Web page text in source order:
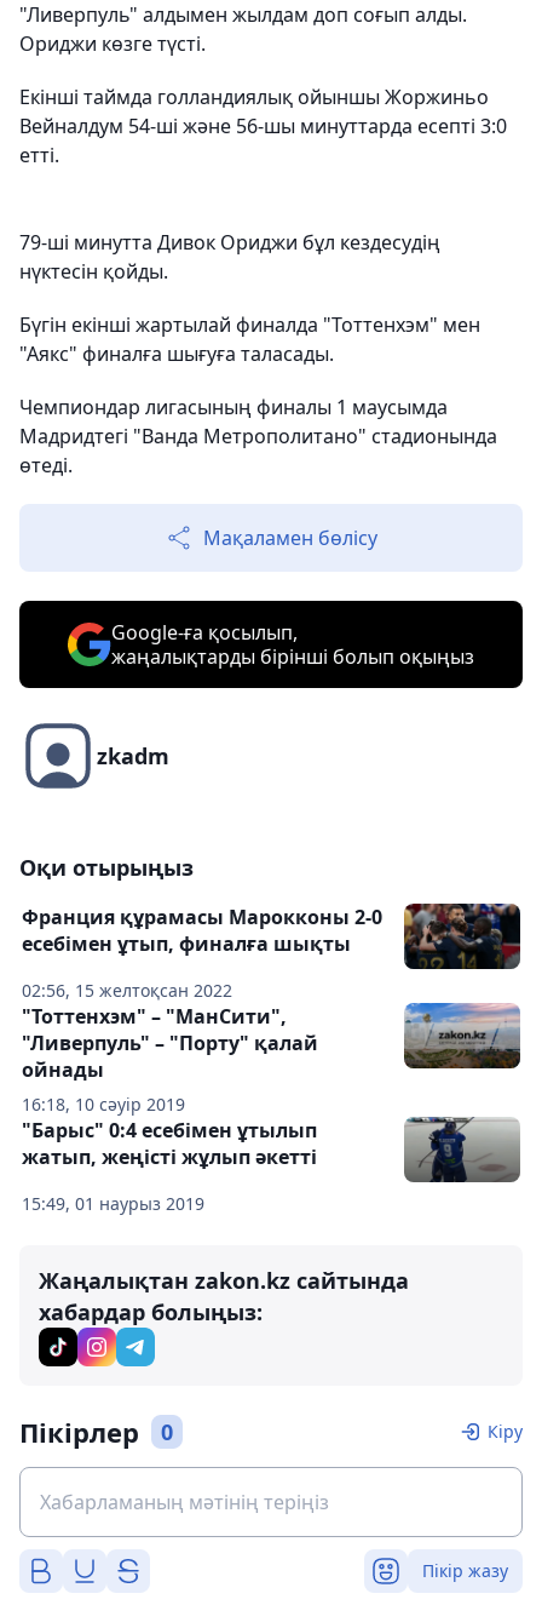
"Ливерпуль" алдымен жылдам доп соғып алды.
Ориджи көзге түсті.
Екінші таймда голландиялық ойыншы Жоржиньо
Вейналдум 54-ші және 56-шы минуттарда есепті 3:0
етті.
79-ші минутта Дивок Ориджи бұл кездесудің
нүктесін қойды.
Бүгін екінші жартылай финалда "Тоттенхэм" мен
"Аякс" финалға шығуға таласады.
Чемпиондар лигасының финалы 1 маусымда
Мадридтегі "Ванда Метрополитано" стадионында
өтеді.
Мақаламен бөлісу
Google-ға қосылып,
жаңалықтарды бірінші болып оқыңыз
zkadm
Оқи отырыңыз
02:56, 15 желтоқсан 2022
Франция құрамасы Марокконы 2-0
есебімен ұтып, финалға шықты
16:18, 10 сәуір 2019
"Тоттенхэм" – "МанСити",
"Ливерпуль" – "Порту" қалай
ойнады
15:49, 01 наурыз 2019
"Барыс" 0:4 есебімен ұтылып
жатып, жеңісті жұлып әкетті
Жаңалықтан zakon.kz сайтында
хабардар болыңыз:
Пікірлер 0 Кіру
Пікір жазу